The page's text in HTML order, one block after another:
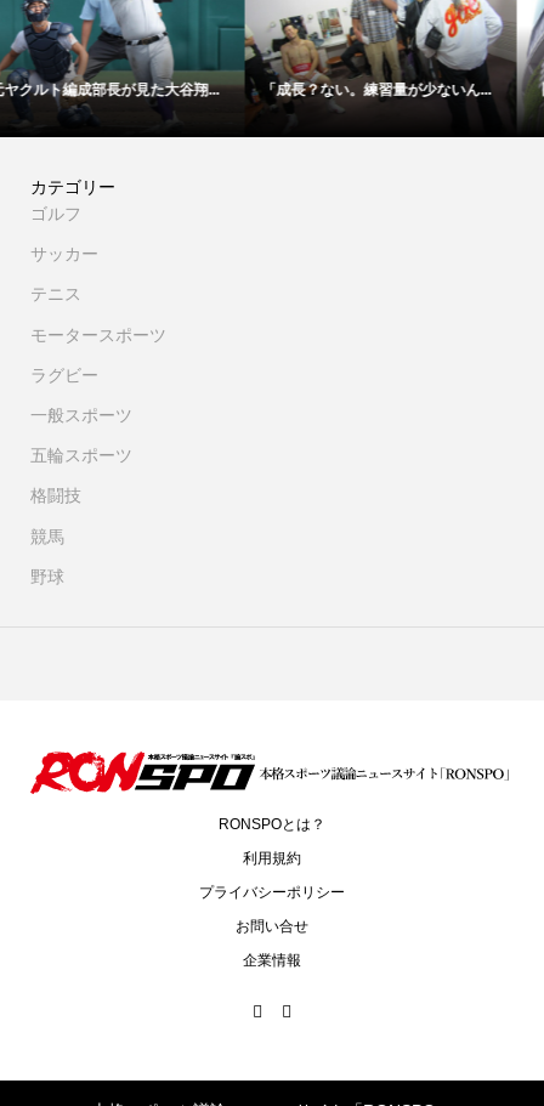
【映像】これが甲子園をどよめか... 【映像】これが父の辰吉丈一郎が...
カテゴリー
ゴルフ
サッカー
テニス
モータースポーツ
ラグビー
一般スポーツ
五輪スポーツ
格闘技
競馬
野球
RONSPOとは？
利用規約
プライバシーポリシー
お問い合せ
企業情報